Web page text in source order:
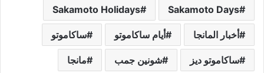
Sakamoto Days
Sakamoto Holidays
أخبار المانجا أيام ساكاموتو ساكاموتو
ساكاموتو ديز شونين جمب مانجا